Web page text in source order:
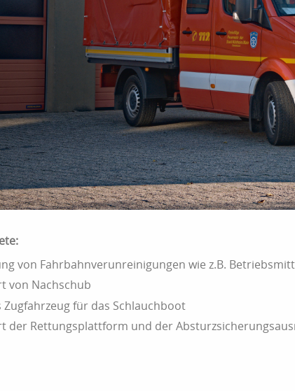
von Fahrbahnverunreinigungen wie z.B.
von Nachschub
Zugfahrzeug für das Schlauchboot
der Rettungsplattform und der